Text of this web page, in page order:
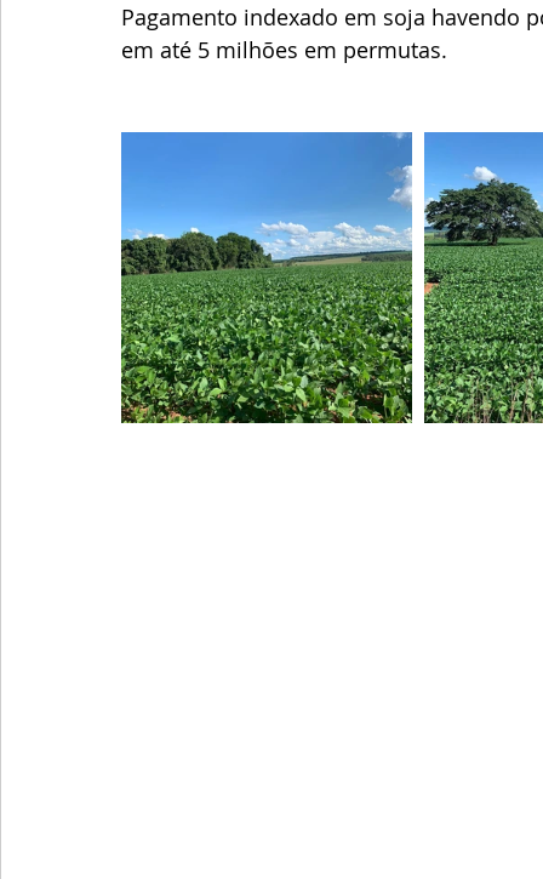
Pagamento indexado em soja havendo
em até 5 milhões em permutas.